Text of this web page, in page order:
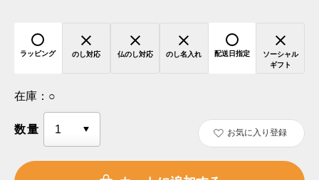
ラッピング のし対応 仏のし対応 のし名入れ 配送日指定
ソーシャル
ギフト
在庫： ○
数量 お気に入り登録